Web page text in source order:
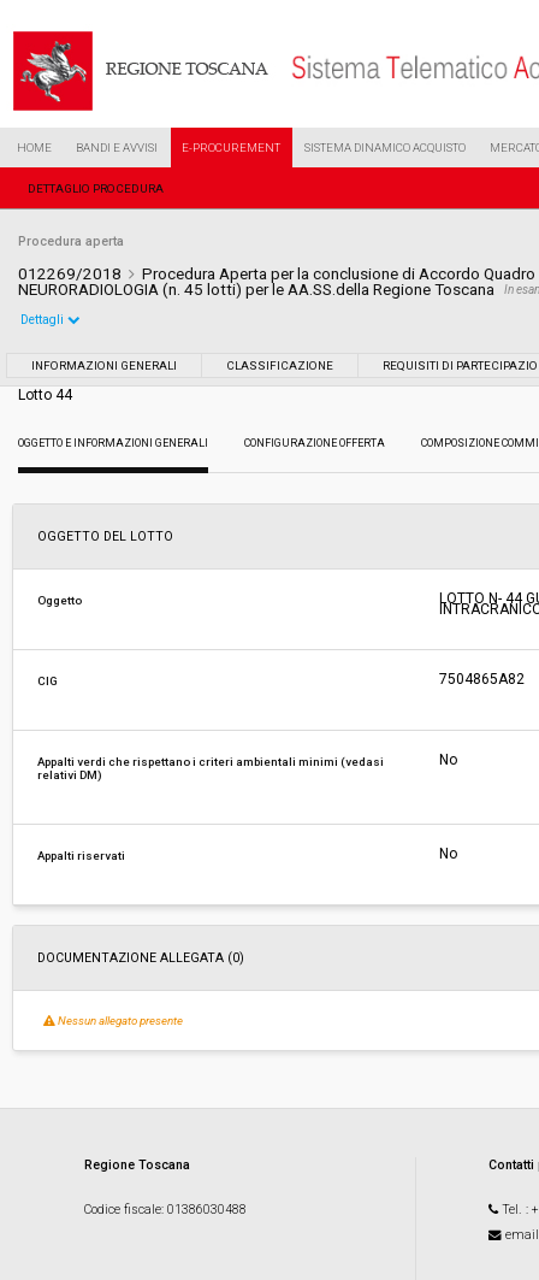
HOME BANDI E AVVISI E-PROCUREMENT SISTEMA DINAMICO ACQUISTO
DETTAGLIO PROCEDURA
Procedura aperta
012269/2018
Procedura Aperta per la conclusione di Accordo Quadro
NEURORADIOLOGIA (n. 45 lotti) per le AA.SS.della Regione Toscana
In
Tipo di contratto:
Data pubblicazione:
Svolgimento:
Responsabile attuale:
ESTAR - ENTE DI SUPPORTO TECNICO
REGIONALE - AREA FARMACI, DIAGNOSTICI E
Dettagli
INFORMAZIONI GENERALI CLASSIFICAZIONE REQUISITI DI
Lotto 44
OGGETTO E INFORMAZIONI GENERALI CONFIGURAZIONE OFFERTA COMPOSIZIONE
OGGETTO DEL LOTTO
Oggetto LOTTO N- 44
CIG 7504865A82
Appalti verdi che rispettano i criteri ambientali minimi (vedasi
relativi DM)
No
Appalti riservati No
DOCUMENTAZIONE ALLEGATA (0)
Nessun allegato presente
Regione Toscana
Codice fiscale: 01386030488 Tel. :
email